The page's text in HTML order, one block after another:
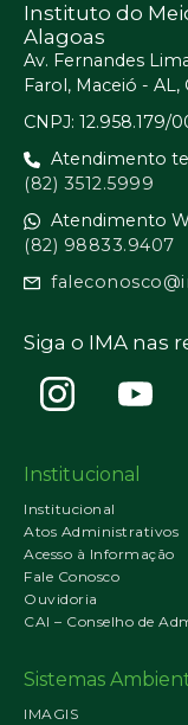
Instituto do
Alagoas
Av. Fernandes
Farol, Maceió - AL,
CNPJ: 12.958.179/
Atendimento
(82) 3512.5999
Atendimento
(82) 98833.9407
Siga o IMA nas
Institucional
Institucional
Atos Administrativos
Acesso à Informação
Fale Conosco
Ouvidoria
CAI – Conselho de
Sistemas
IMAGIS